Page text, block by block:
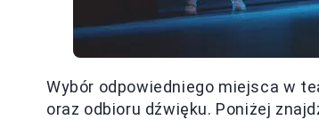
Wybór odpowiedniego miejsca w
oraz odbioru dźwięku. Poniżej